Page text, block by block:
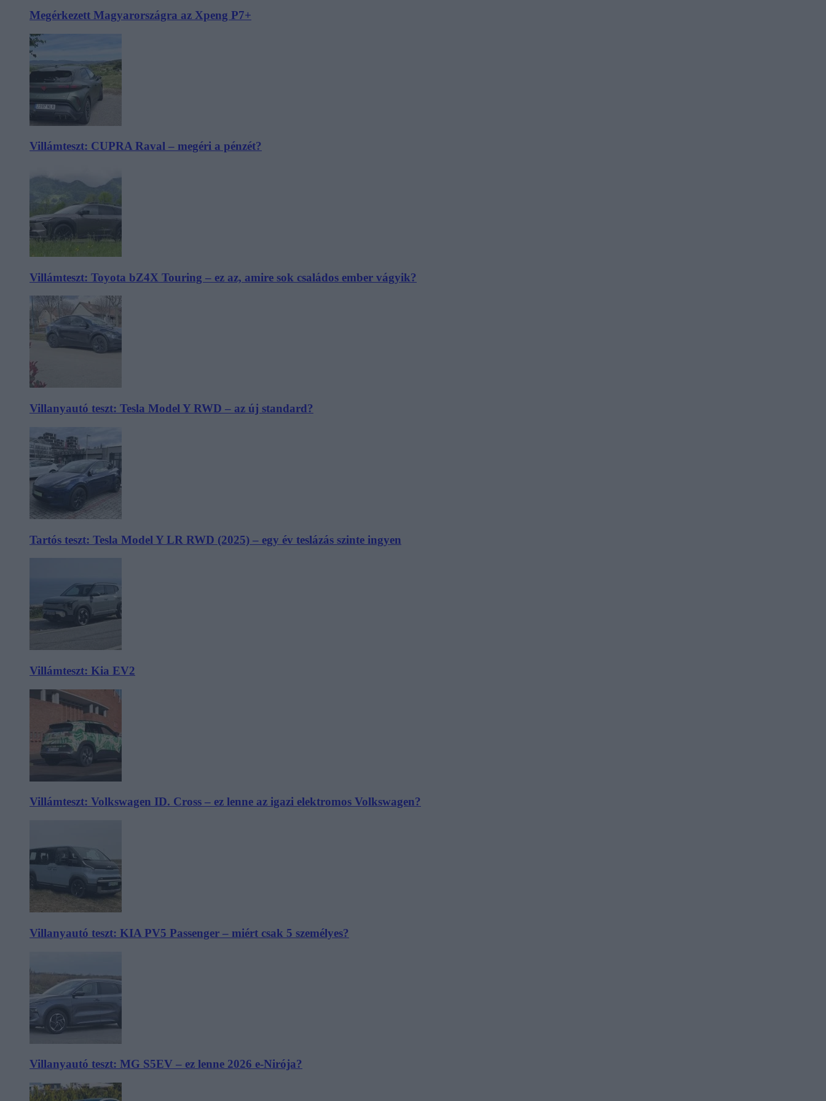
Megérkezett Magyarországra az Xpeng P7+
Villámteszt: CUPRA Raval – megéri a pénzét?
Villámteszt: Toyota bZ4X Touring – ez az, amire sok családos ember vágyik?
Villanyautó teszt: Tesla Model Y RWD – az új standard?
Tartós teszt: Tesla Model Y LR RWD (2025) – egy év teslázás szinte ingyen
Villámteszt: Kia EV2
Villámteszt: Volkswagen ID. Cross – ez lenne az igazi elektromos Volkswagen?
Villanyautó teszt: KIA PV5 Passenger – miért csak 5 személyes?
Villanyautó teszt: MG S5EV – ez lenne 2026 e-Nirója?